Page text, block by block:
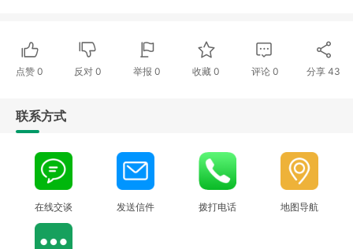
点赞 0 反对0 举报 0 收藏 0 评论 0 分享43
联系方式
在线交谈 发送信件 拨打电话 地图导航